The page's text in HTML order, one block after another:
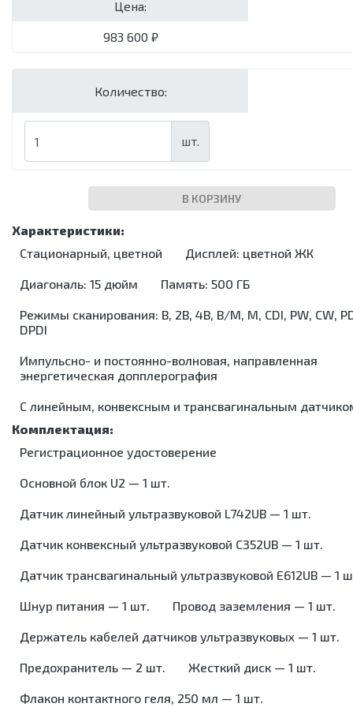
Установки для
Шкафы для
эндоскопов
Шкафы
Цена:
983 600 ₽
Количество:
шт.
В КОРЗИНУ
Стационарный, цветной Дисплей: цветной ЖК
Диагональ: 15 дюйм Память: 500 ГБ
Режимы сканирования: В, 2В, 4В, В/М, М, CDI, PW, CW,
DPDI
Импульсно- и постоянно-волновая, направленная
энергетическая допплерография
С линейным, конвексным и трансвагинальным
Регистрационное удостоверение
Основной блок U2 — 1 шт.
Датчик линейный ультразвуковой L742UB — 1 шт.
Датчик конвексный ультразвуковой C352UB — 1 шт.
Датчик трансвагинальный ультразвуковой E612UB — 1
Шнур питания — 1 шт. Провод заземления — 1 шт.
Держатель кабелей датчиков ультразвуковых — 1 шт.
Предохранитель — 2 шт. Жесткий диск — 1 шт.
Флакон контактного геля, 250 мл — 1 шт.